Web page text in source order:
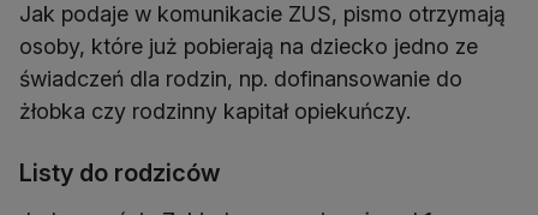
Jak podaje w komunikacie ZUS, pismo otrzymają
osoby, które już pobierają na dziecko jedno ze
świadczeń dla rodzin, np. dofinansowanie do
żłobka czy rodzinny kapitał opiekuńczy.
Listy do rodziców